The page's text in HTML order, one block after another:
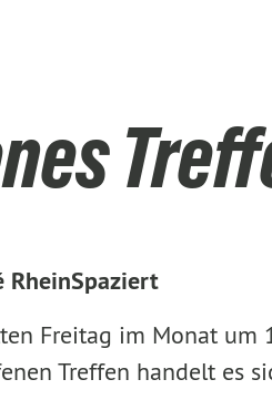
RheinSpaziert
Freitag im Monat
Treffen handelt es